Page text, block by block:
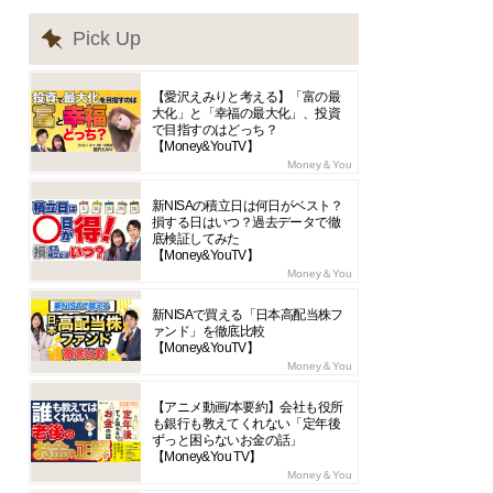
Pick Up
【愛沢えみりと考える】「富の最
大化」と「幸福の最大化」、投資
で目指すのはどっち？
【Money&YouTV】
Money＆You
新NISAの積立日は何日がベスト？
損する日はいつ？過去データで徹
底検証してみた
【Money&YouTV】
Money＆You
新NISAで買える「日本高配当株フ
ァンド」を徹底比較
【Money&YouTV】
Money＆You
【アニメ動画/本要約】会社も役所
も銀行も教えてくれない「定年後
ずっと困らないお金の話」
【Money&You TV】
Money＆You